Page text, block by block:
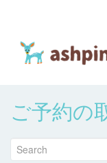
about us
堀江 真代
ご予約の